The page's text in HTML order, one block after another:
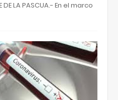
LA PASCUA.- En el marco